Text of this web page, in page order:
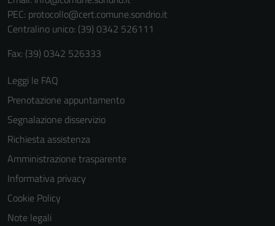
PEC: protocollo@cert.comune.sondrio.it
Centralino unico: (39) 0342 526111
Fax: (39) 0342 526333
Leggi le FAQ
Prenotazione appuntamento
Segnalazione disservizio
Richiesta assistenza
Amministrazione trasparente
Informativa privacy
Cookie Policy
Note legali